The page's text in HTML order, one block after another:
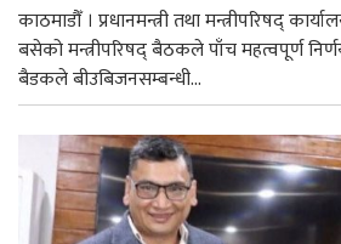
काठमाडौँ । प्रधानमन्त्री तथा मन्त्रीपरिषद्
बसेको मन्त्रीपरिषद् बैठकले पाँच महत्वपूर्ण
बैडकले बीउबिजनसम्बन्धी...